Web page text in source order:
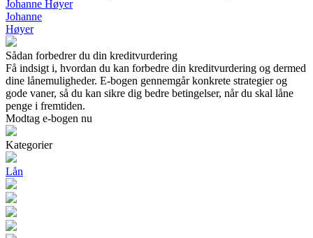
Johanne Høyer
Johanne
Høyer
Sådan forbedrer du din kreditvurdering
Få indsigt i, hvordan du kan forbedre din kreditvurdering og dermed
dine lånemuligheder. E-bogen gennemgår konkrete strategier og
gode vaner, så du kan sikre dig bedre betingelser, når du skal låne
penge i fremtiden.
Modtag e-bogen nu
Kategorier
Lån